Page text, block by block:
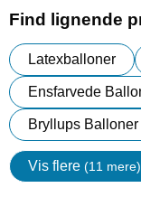
Find lignende
Latexballoner
Ensfarvede
Bryllups Balloner
Vis flere (11 mere)